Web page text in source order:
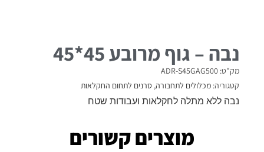
נבה – גוף מרובע 45*45
מק"ט: ADR-S45GAG500
קטגוריה:מכלולים לתחבורה,סרנים לתחום החקלאות
נבה ללא מתלה לחקלאות ועבודות שטח
מוצרים קשורים